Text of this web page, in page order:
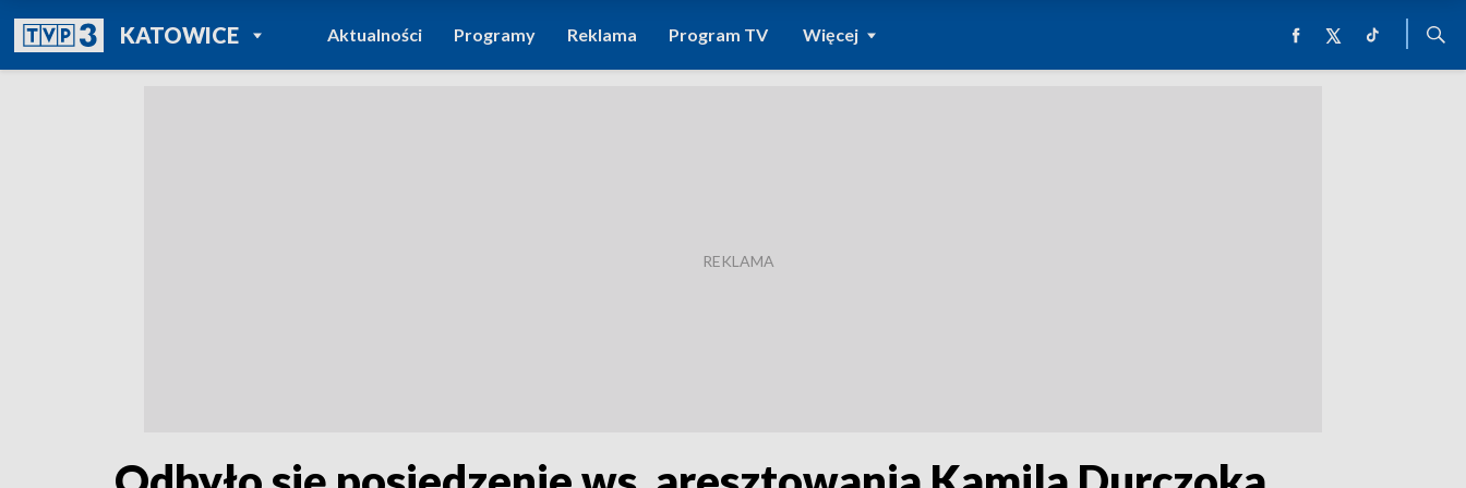
KATOWICEPOWRÓT DO
TVP REGIONY
Aktualności Programy Reklama Program TV Więcej